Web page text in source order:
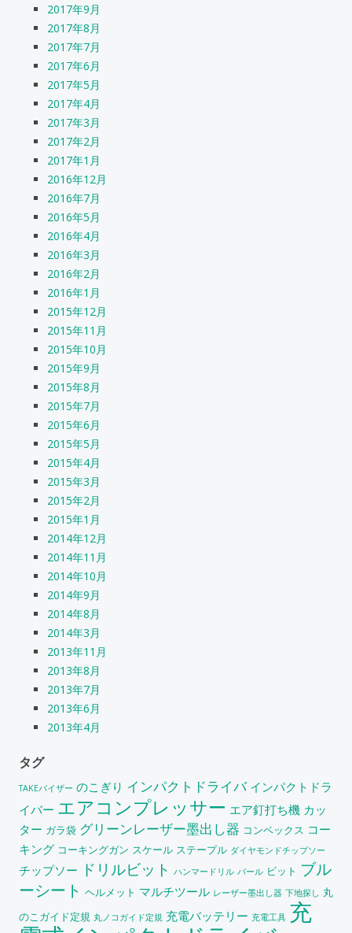
2017年9月
2017年8月
2017年7月
2017年6月
2017年5月
2017年4月
2017年3月
2017年2月
2017年1月
2016年12月
2016年7月
2016年5月
2016年4月
2016年3月
2016年2月
2016年1月
2015年12月
2015年11月
2015年10月
2015年9月
2015年8月
2015年7月
2015年6月
2015年5月
2015年4月
2015年3月
2015年2月
2015年1月
2014年12月
2014年11月
2014年10月
2014年9月
2014年8月
2014年3月
2013年11月
2013年8月
2013年7月
2013年6月
2013年4月
タグ
TAKEバイザー のこぎり インパクトドライバ インパクトドラ
イバー エアコンプレッサー エア釘打ち機 カッ
ター ガラ袋 グリーンレーザー墨出し器 コンベックス コー
キング コーキングガン スケール ステープル ダイヤモンドチップソー
チップソー ドリルビット ハンマードリル バール ビット ブル
ーシート ヘルメット マルチツール レーザー墨出し器 下地探し 丸
のこガイド定規 丸ノコガイド定規 充電バッテリー 充電工具 充